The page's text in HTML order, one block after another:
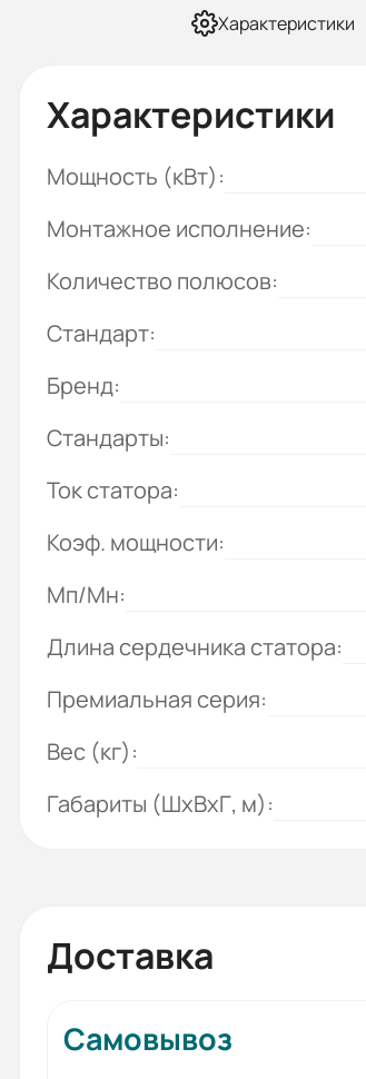
Характеристики
Характеристики
Мощность (кВт):
Монтажное исполнение:
Количество полюсов:
Стандарт:
Бренд:
Стандарты:
Ток статора:
Коэф. мощности:
Мп/Мн:
Длина сердечника статора:
Премиальная серия:
Вес (кг):
Габариты (ШхВхГ, м):
Доставка
Самовывоз